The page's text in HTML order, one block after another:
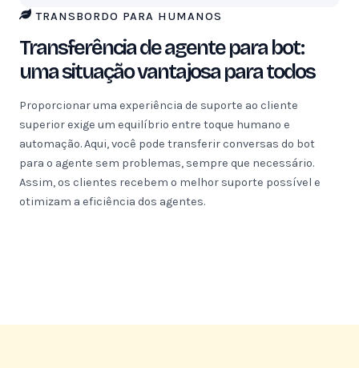
TRANSBORDO PARA HUMANOS
Transferência de agente para bot:
uma situação vantajosa para todos
Proporcionar uma experiência de suporte ao cliente
superior exige um equilíbrio entre toque humano e
automação. Aqui, você pode transferir conversas do bot
para o agente sem problemas, sempre que necessário.
Assim, os clientes recebem o melhor suporte possível e
otimizam a eficiência dos agentes.